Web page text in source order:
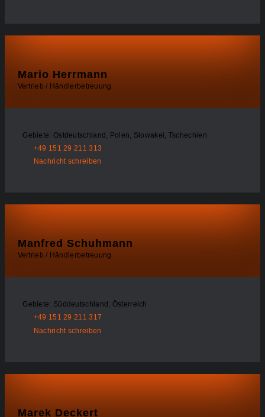
Mario Herrmann
Vertrieb / Händlerbetreuung
Gebiete: Ostdeutschland, Polen, Slowakei, Tschechien
+49 151 29 211 313
Nachricht schreiben
Manfred Schuhmann
Vertrieb / Händlerbetreuung
Gebiete: Süddeutschland, Österreich
+49 151 29 211 317
Nachricht schreiben
Marek Deckert